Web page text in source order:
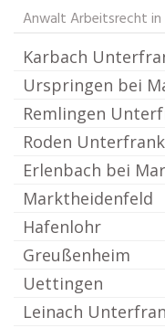
Anwalt Arbeitsrecht in
Karbach
Urspringen bei
Remlingen
Roden
Erlenbach bei
Marktheidenfeld
Hafenlohr
Greußenheim
Uettingen
Leinach